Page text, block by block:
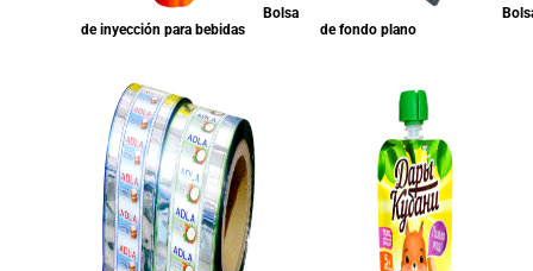
Bolsa
de inyección para bebidas
de fondo plano